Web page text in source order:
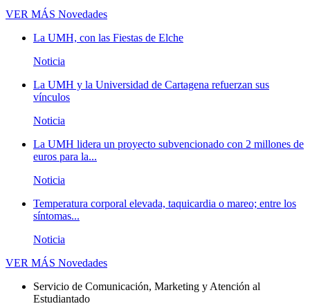
VER MÁS Novedades
La UMH, con las Fiestas de Elche
Noticia
La UMH y la Universidad de Cartagena refuerzan sus
vínculos
Noticia
La UMH lidera un proyecto subvencionado con 2 millones de
euros para la...
Noticia
Temperatura corporal elevada, taquicardia o mareo; entre los
síntomas...
Noticia
VER MÁS Novedades
Servicio de Comunicación, Marketing y Atención al
Estudiantado